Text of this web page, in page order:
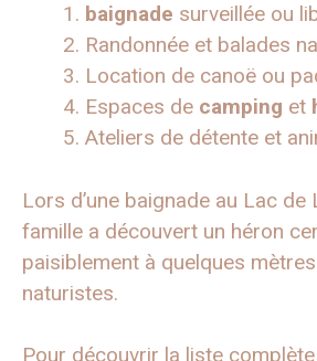
baignade surveillée ou
Randonnée et balades
Location de canoë ou
Espaces de camping et
Ateliers de détente et
Lors d’une baignade au Lac de
famille a découvert un héron
paisiblement à quelques
naturistes.
Pour découvrir la liste